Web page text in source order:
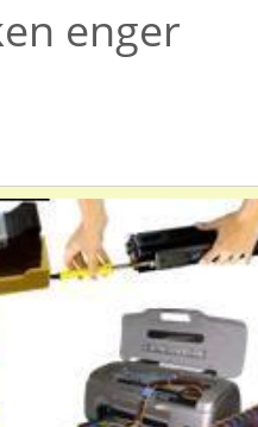
enger